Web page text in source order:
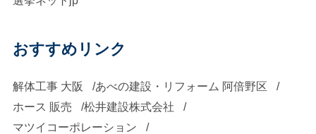
おすすめリンク
解体工事 大阪
あべの建設・リフォーム 阿倍野区
ホース 販売
松井建設株式会社
マツイコーポレーション